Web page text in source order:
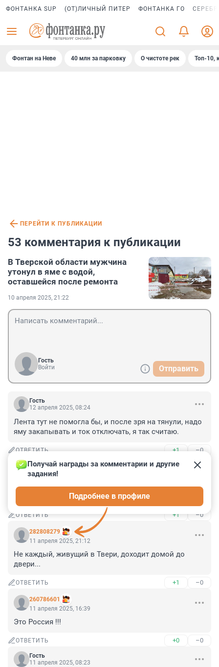
ФОНТАНКА SUP (ОТ)ЛИЧНЫЙ ПИТЕР ФОНТАНКА ГО
Фонтан на Неве 40 млн за парковку О чистоте рек Топ-10,
ПЕРЕЙТИ К ПУБЛИКАЦИИ
53 комментария к публикации
В Тверской области мужчина
утонул в яме с водой,
оставшейся после ремонта
10 апреля 2025, 21:22
Гость
Войти
Отправить
Гость
12 апреля 2025, 08:24
Лента тут не помогла бы, и после зря на тянули, надо
яму закапывать и ток отключать, я так считаю.
ОТВЕТИТЬ +1 –0
Гость
12 апреля 2025, 06:31
Экзекуция настоящая,сначала током,а затем...И
виновных нет и не найдут никогда...
ОТВЕТИТЬ +1 –0
282808279
Получай награды за комментарии и другие
задания!
Подробнее в профиле
11 апреля 2025, 21:12
Не каждый, живущий в Твери, доходит домой до
двери...
ОТВЕТИТЬ +1 –0
260786601
11 апреля 2025, 16:39
Это Россия !!!
ОТВЕТИТЬ +0 –0
Гость
11 апреля 2025, 08:23